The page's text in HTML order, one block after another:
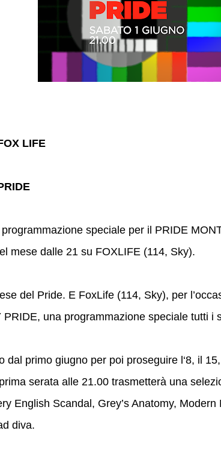
LIFE
speciale per il PRIDE
mese dalle 21 su FOXLIFE (114, Sky).
del Pride. E FoxLife (114, Sky), per
PRIDE, una programmazione speciale tutti i
dal primo giugno per poi proseguire l‘8, il
serata alle 21.00 trasmetterà una
English Scandal, Grey’s Anatomy,
diva.